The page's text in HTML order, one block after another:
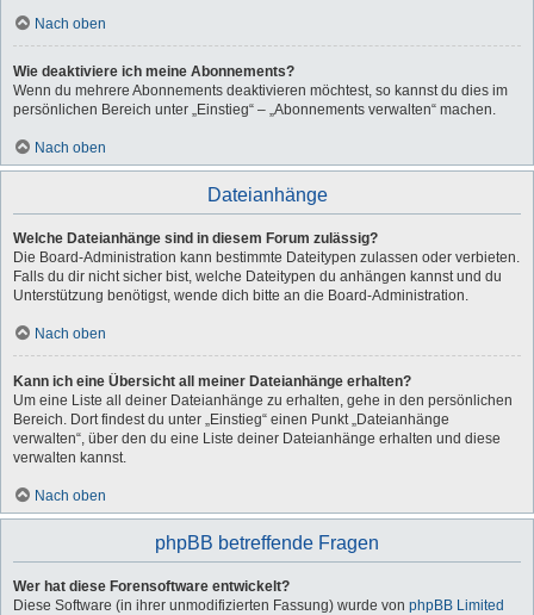
Nach oben
Wie deaktiviere ich meine Abonnements?
Wenn du mehrere Abonnements deaktivieren möchtest, so kannst du dies im
persönlichen Bereich unter „Einstieg“ – „Abonnements verwalten“ machen.
Nach oben
Dateianhänge
Welche Dateianhänge sind in diesem Forum zulässig?
Die Board-Administration kann bestimmte Dateitypen zulassen oder verbieten.
Falls du dir nicht sicher bist, welche Dateitypen du anhängen kannst und du
Unterstützung benötigst, wende dich bitte an die Board-Administration.
Nach oben
Kann ich eine Übersicht all meiner Dateianhänge erhalten?
Um eine Liste all deiner Dateianhänge zu erhalten, gehe in den persönlichen
Bereich. Dort findest du unter „Einstieg“ einen Punkt „Dateianhänge
verwalten“, über den du eine Liste deiner Dateianhänge erhalten und diese
verwalten kannst.
Nach oben
phpBB betreffende Fragen
Wer hat diese Forensoftware entwickelt?
Diese Software (in ihrer unmodifizierten Fassung) wurde von phpBB Limited